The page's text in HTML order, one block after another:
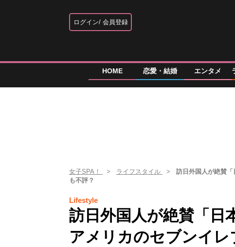
ログイン 会員登録
HOME 恋愛・結婚 エンタメ
女子SPA！ ライフスタイル
訪日外国人が絶賛
も不評？
Lifestyle
訪日外国人が絶賛「日
アメリカのセブンイレ